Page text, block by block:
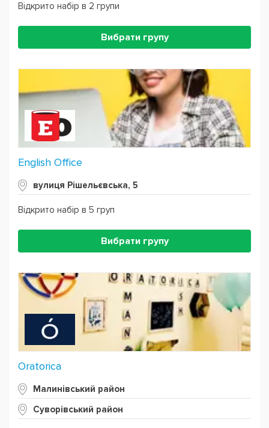
Відкрито набір в 2 групи
Вибрати групу
English Office
вулиця Рішельєвська, 5
Відкрито набір в 5 груп
Вибрати групу
Oratorica
Малинівський район
Суворівський район